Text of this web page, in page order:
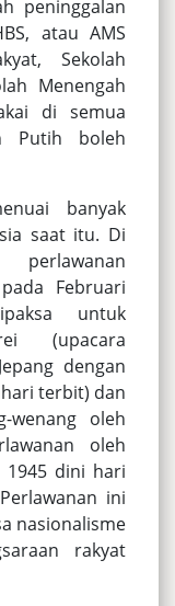
peninggalan
atau AMS
Sekolah
Menengah
di semua
Putih boleh
banyak
saat itu. Di
perlawanan
Februari
untuk
(upacara
dengan
terbit) dan
wenang oleh
oleh
1945 dini hari
ini
nasionalisme
rakyat